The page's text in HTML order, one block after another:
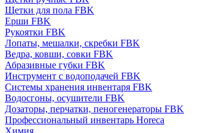
Щетки для пола FBK
Ерши FBK
Рукоятки FBK
Лопаты, мешалки, скребки FBK
Ведра, ковши, совки FBK
Абразивные губки FBK
Инструмент с водоподачей FBK
Системы хранения инвентаря FBK
Водосгоны, осушители FBK
Дозаторы, перчатки, пеногенераторы FBK
Профессиональный инвентарь Horeca
Химия